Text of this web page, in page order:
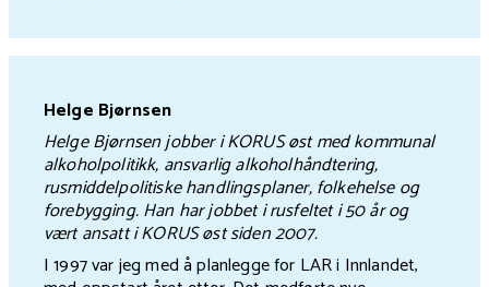
Helge Bjørnsen
Helge Bjørnsen jobber i KORUS øst med kommunal
alkoholpolitikk, ansvarlig alkoholhåndtering,
rusmiddelpolitiske handlingsplaner, folkehelse og
forebygging. Han har jobbet i rusfeltet i 50 år og
vært ansatt i KORUS øst siden 2007.
I 1997 var jeg med å planlegge for LAR i Innlandet,